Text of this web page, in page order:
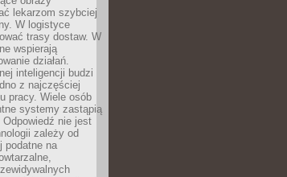
lekarzom szybciej
W logistyce
trasy dostaw. W
wspierają
działań.
inteligencji budzi
z najczęściej
pracy. Wiele osób
systemy zastąpią
Odpowiedź nie jest
zależy od
podatne na